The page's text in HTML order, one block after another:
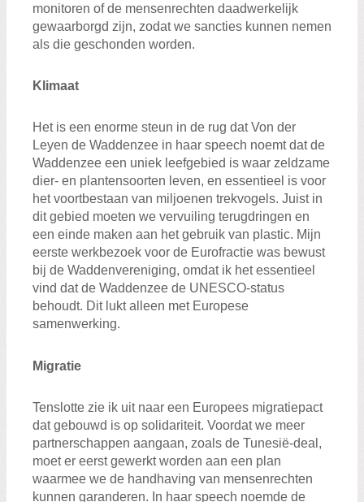
monitoren of de mensenrechten daadwerkelijk
gewaarborgd zijn, zodat we sancties kunnen nemen
als die geschonden worden.
Klimaat
Het is een enorme steun in de rug dat Von der
Leyen de Waddenzee in haar speech noemt dat de
Waddenzee een uniek leefgebied is waar zeldzame
dier- en plantensoorten leven, en essentieel is voor
het voortbestaan van miljoenen trekvogels. Juist in
dit gebied moeten we vervuiling terugdringen en
een einde maken aan het gebruik van plastic. Mijn
eerste werkbezoek voor de Eurofractie was bewust
bij de Waddenvereniging, omdat ik het essentieel
vind dat de Waddenzee de UNESCO-status
behoudt. Dit lukt alleen met Europese
samenwerking.
Migratie
Tenslotte zie ik uit naar een Europees migratiepact
dat gebouwd is op solidariteit. Voordat we meer
partnerschappen aangaan, zoals de Tunesië-deal,
moet er eerst gewerkt worden aan een plan
waarmee we de handhaving van mensenrechten
kunnen garanderen. In haar speech noemde de